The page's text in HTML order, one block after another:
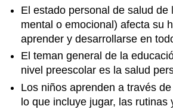
El estado personal de salud de
mental o emocional) afecta su
aprender y desarrollarse en
El teman general de la
nivel preescolar es la salud
Los niños aprenden a través
lo que incluye jugar, las rutinas